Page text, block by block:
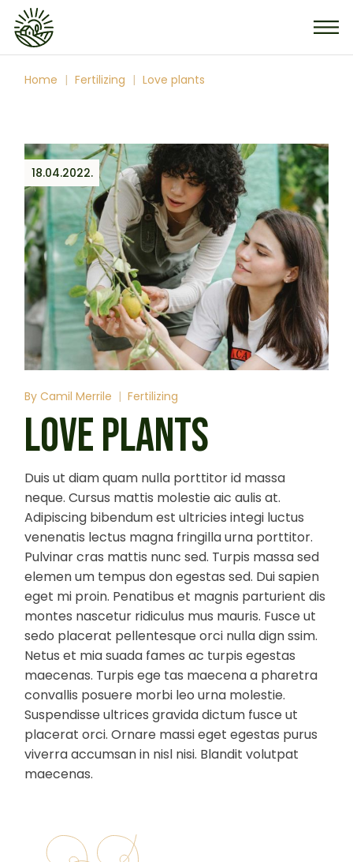
Home Fertilizing Love plants
18.04.2022.
By Camil Merrile Fertilizing
LOVE PLANTS
Duis ut diam quam nulla porttitor id massa
neque. Cursus mattis molestie aic aulis at.
Adipiscing bibendum est ultricies integi luctus
venenatis lectus magna fringilla urna porttitor.
Pulvinar cras mattis nunc sed. Turpis massa sed
elemen um tempus don egestas sed. Dui sapien
eget mi proin. Penatibus et magnis parturient dis
montes nascetur ridiculus mus mauris. Fusce ut
sedo placerat pellentesque orci nulla dign ssim.
Netus et mia suada fames ac turpis egestas
maecenas. Turpis ege tas maecena a pharetra
convallis posuere morbi leo urna molestie.
Suspendisse ultrices gravida dictum fusce ut
placerat orci. Ornare massi eget egestas purus
viverra accumsan in nisl nisi. Blandit volutpat
maecenas.